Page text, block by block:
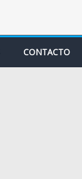
CONTACTO